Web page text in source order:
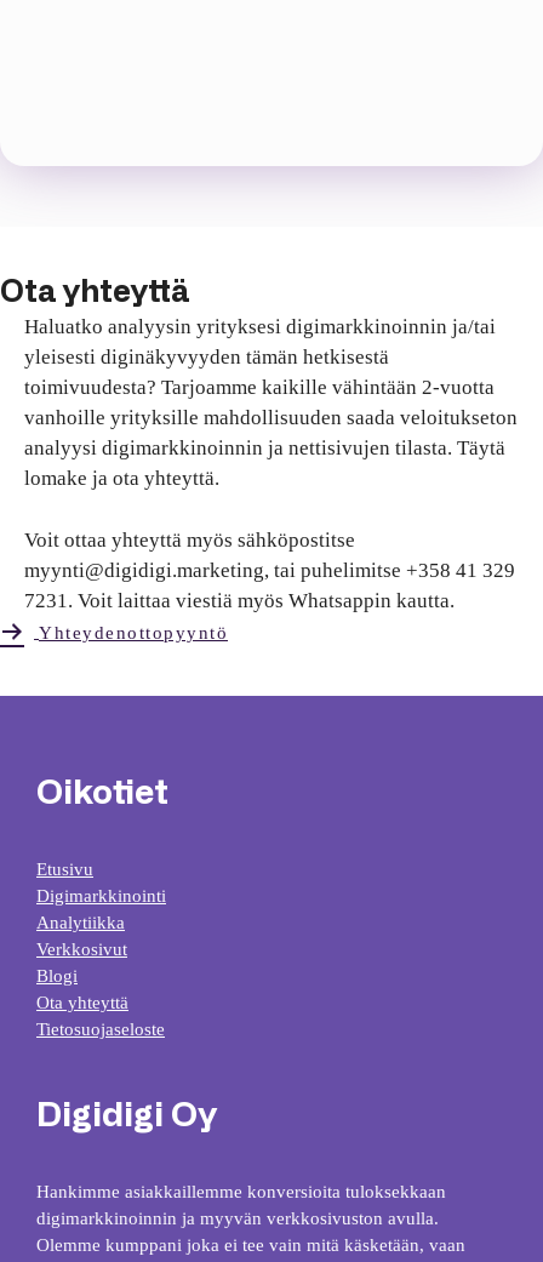
Ota yhteyttä
Haluatko analyysin yrityksesi digimarkkinoinnin ja/tai
yleisesti diginäkyvyyden tämän hetkisestä
toimivuudesta? Tarjoamme kaikille vähintään 2-vuotta
vanhoille yrityksille mahdollisuuden saada veloitukseton
analyysi digimarkkinoinnin ja nettisivujen tilasta. Täytä
lomake ja ota yhteyttä.
Voit ottaa yhteyttä myös sähköpostitse
myynti@digidigi.marketing, tai puhelimitse +358 41 329
7231. Voit laittaa viestiä myös Whatsappin kautta.
Yhteydenottopyyntö
Oikotiet
Etusivu
Digimarkkinointi
Analytiikka
Verkkosivut
Blogi
Ota yhteyttä
Tietosuojaseloste
Digidigi Oy
Hankimme asiakkaillemme konversioita tuloksekkaan
digimarkkinoinnin ja myyvän verkkosivuston avulla.
Olemme kumppani joka ei tee vain mitä käsketään, vaan